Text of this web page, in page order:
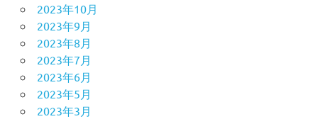
2023年10月
2023年9月
2023年8月
2023年7月
2023年6月
2023年5月
2023年3月